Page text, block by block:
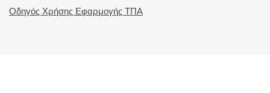
Οδηγός Χρήσης Εφαρμογής ΤΠΑ